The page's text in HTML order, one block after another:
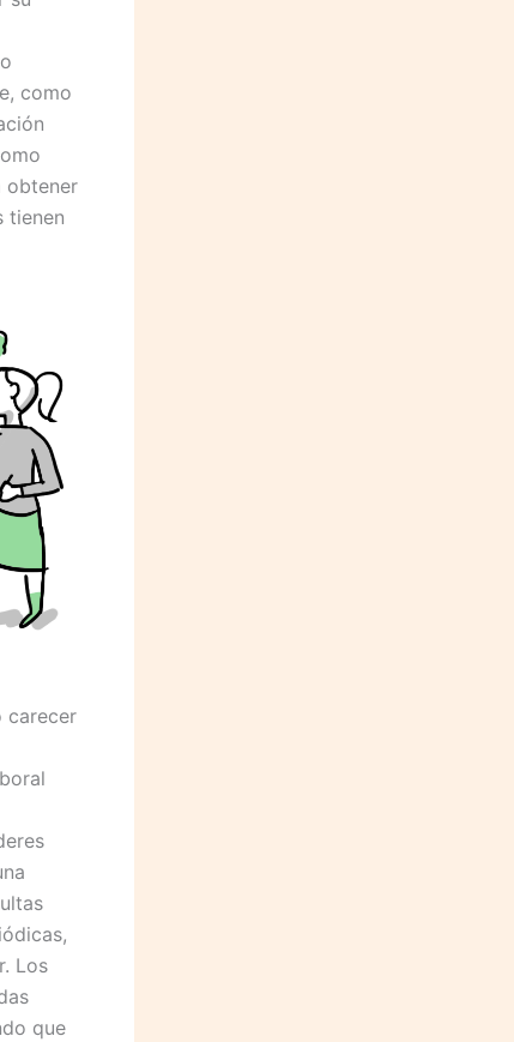
como
obtener
tienen
carecer
Los
que